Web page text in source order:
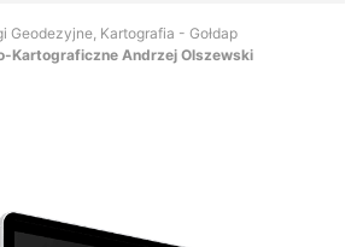
Geodezyjne, Kartografia - Gołdap
Kartograficzne Andrzej Olszewski